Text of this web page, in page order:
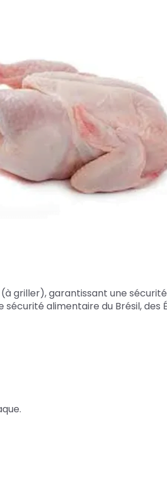
griller), garantissant une
alimentaire du Brésil, des